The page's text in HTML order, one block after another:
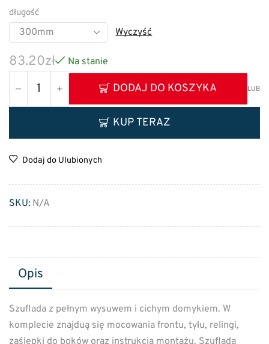
długość
Wyczyść
83.20zł Na stanie
DODAJ DO KOSZYKA LUB
KUP TERAZ
Dodaj do Ulubionych
SKU: N/A
Opis
Szuflada z pełnym wysuwem i cichym domykiem. W
komplecie znajduą się mocowania frontu, tyłu, relingi,
zaślepki do boków oraz instrukcja montażu. Szuflada